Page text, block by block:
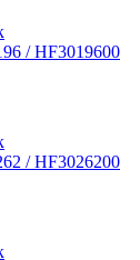
/ HF3019600
/ HF3026200